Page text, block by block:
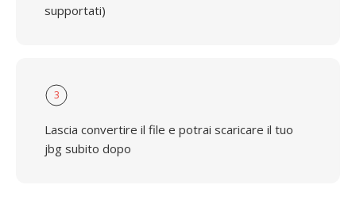
supportati)
3
Lascia convertire il file e potrai scaricare il tuo
jbg subito dopo